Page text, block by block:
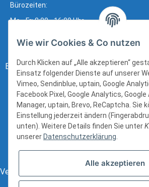
Bürozeiten:
Mo - Fr: 8:00 - 16:00 Uhr
Bezahlung:
Versand:
Wie wir Cookies & Co nutzen
Durch Klicken auf „Alle akzeptieren“
Einsatz folgender Dienste auf unserer
Vimeo, Sendinblue, uptain, Google
Facebook Pixel, Google Analytics, Google
Manager, uptain, Brevo, ReCaptcha. Sie
Einstellung jederzeit ändern
unten). Weitere Details finden Sie unter
unserer Datenschutzerklärung.
Alle akzeptieren